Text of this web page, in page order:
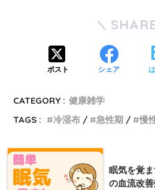
ポスト シェア
CATEGORY : 健康雑学
TAGS :
冷湿布 急性期 慢
眠気を覚
の血流改